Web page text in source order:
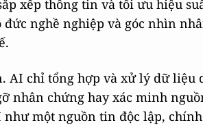
xếp thông tin và tối ưu hiệu
nghề nghiệp và góc nhìn
AI chỉ tổng hợp và xử lý dữ liệu
nhân chứng hay xác minh
một nguồn tin độc lập,